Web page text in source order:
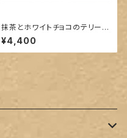
抹茶とホワイトチョコのテリーヌ
（税込/送料込）
¥4,400